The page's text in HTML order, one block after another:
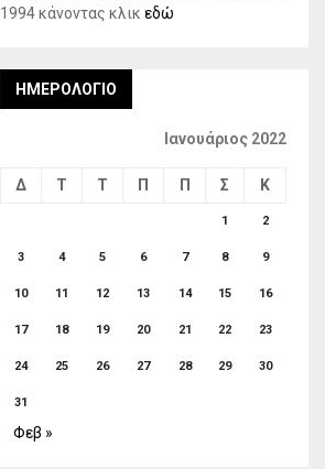
1994 κάνοντας κλικ εδώ
ΗΜΕΡΟΛΌΓΙΟ
Ιανουάριος 2022
Δ Τ Τ Π Π Σ Κ
1 2
3 4 5 6 7 8 9
10 11 12 13 14 15 16
17 18 19 20 21 22 23
24 25 26 27 28 29 30
31
Φεβ »